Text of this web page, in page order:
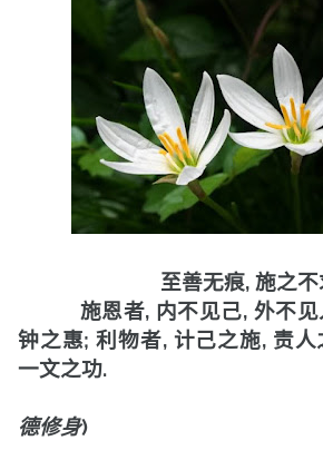
至善无痕, 施之不
施恩者, 内不见己, 外不见
钟之惠;利物者, 计己之施, 责人
一文之功.
德修身)